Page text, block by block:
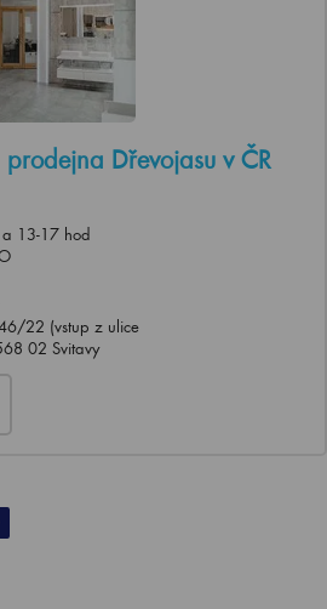
Dřevojasu v ČR
a 13-17 hod
22 (vstup z ulice
02 Svitavy